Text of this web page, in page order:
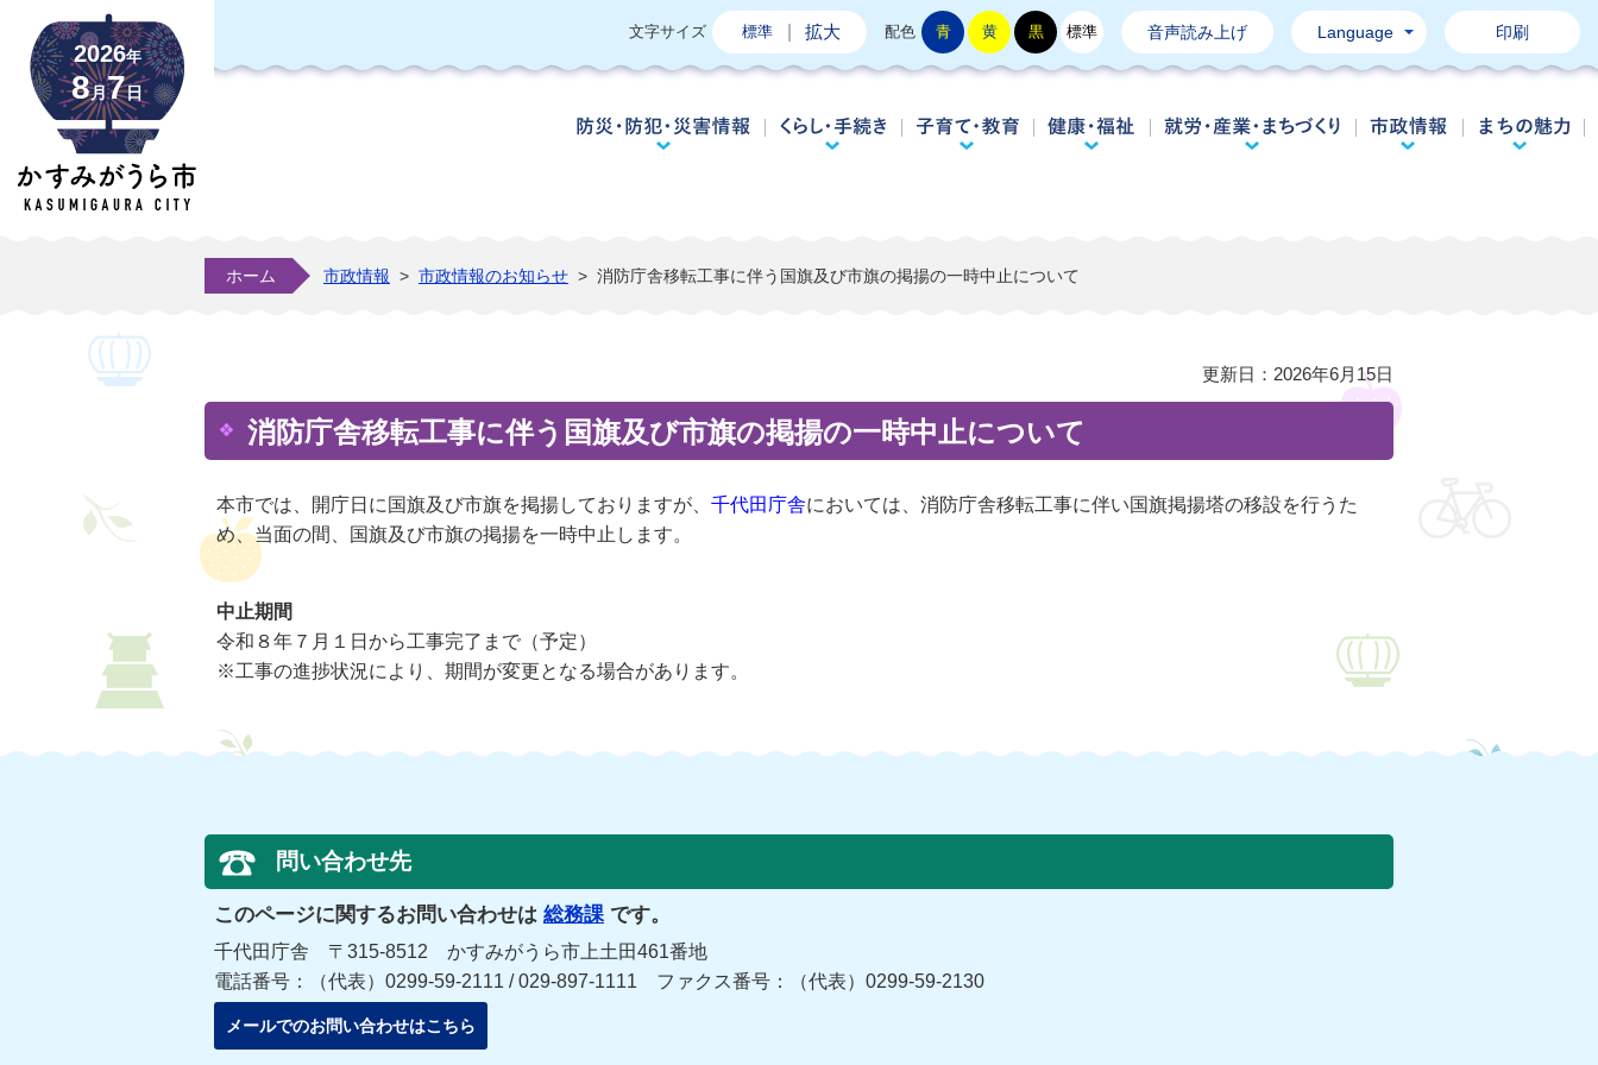
2026年
8月7日
文字サイズ 標準 拡大 配色 青 黄 黒 標準 音声読み上げ Language 印刷
防災・防犯・災害情報くらし・手続き子育て・教育 健康・福祉 就労・産業・まちづくり
市政情報
ホーム 市政情報 > 市政情報のお知らせ > 消防庁舎移転工事に伴う国旗及び市旗の掲揚の一時中止について
更新日： 2026年6月15日
消防庁舎移転工事に伴う国旗及び市旗の掲揚の一時中止について
本市では、開庁日に国旗及び市旗を掲揚しておりますが、 千代田庁舎においては、消防庁舎移転工事に伴い国旗掲揚塔の移設を行うた
め、当面の間、国旗及び市旗の掲揚を一時中止します。
中止期間
令和８年７月１日から工事完了まで（予定）
※工事の進捗状況により、期間が変更となる場合があります。
問い合わせ先
このページに関するお問い合わせは 総務課 です。
千代田庁舎 〒315-8512 かすみがうら市上土田461番地
電話番号：（代表）0299-59-2111 / 029-897-1111 ファクス番号：（代表）0299-59-2130
メールでのお問い合わせはこちら